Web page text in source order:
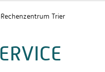
Rechenzentrum Trier